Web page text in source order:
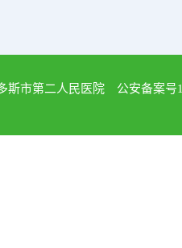
斯市第二人民医院 公安备案